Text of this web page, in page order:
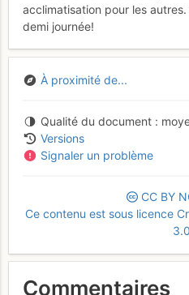
acclimatisation pour les
demi journée!
À proximité de...
Qualité du document
Versions
Signaler un problème
CC BY
Ce contenu est sous licence
3.0
Commentaires